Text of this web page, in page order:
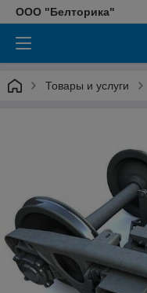
ООО "Белторика"
Товары и услуги